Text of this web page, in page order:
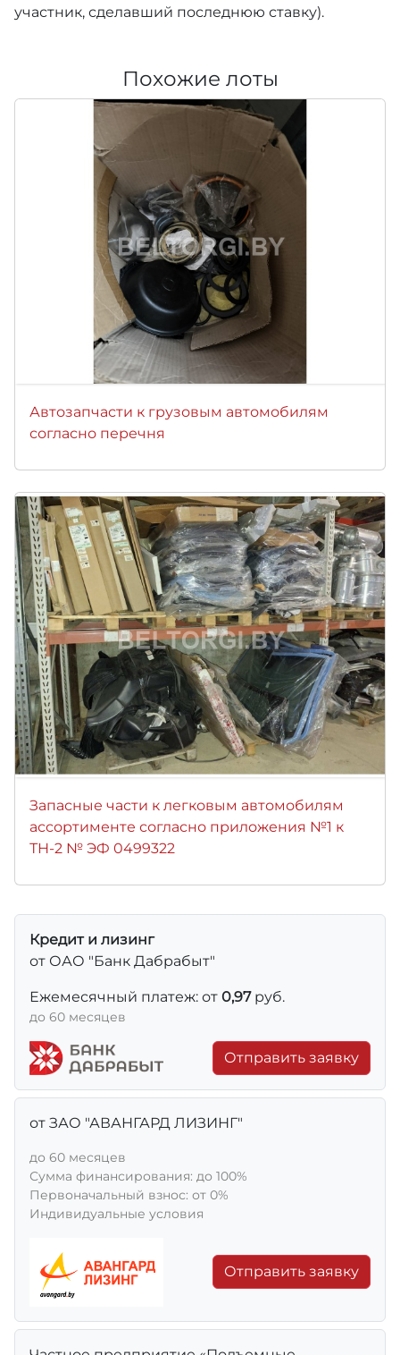
участник, сделавший последнюю ставку).
Похожие лоты
Автозапчасти к грузовым автомобилям
согласно перечня
Запасные части к легковым автомобилям
ассортименте согласно приложения №1 к
ТН-2 № ЭФ 0499322
Кредит и лизинг
от ОАО "Банк Дабрабыт"
Ежемесячный платеж: от 0,97руб.
до 60 месяцев
Отправить заявку
от ЗАО "АВАНГАРД ЛИЗИНГ"
до 60 месяцев
Сумма финансирования: до 100%
Первоначальный взнос: от 0%
Индивидуальные условия
Отправить заявку